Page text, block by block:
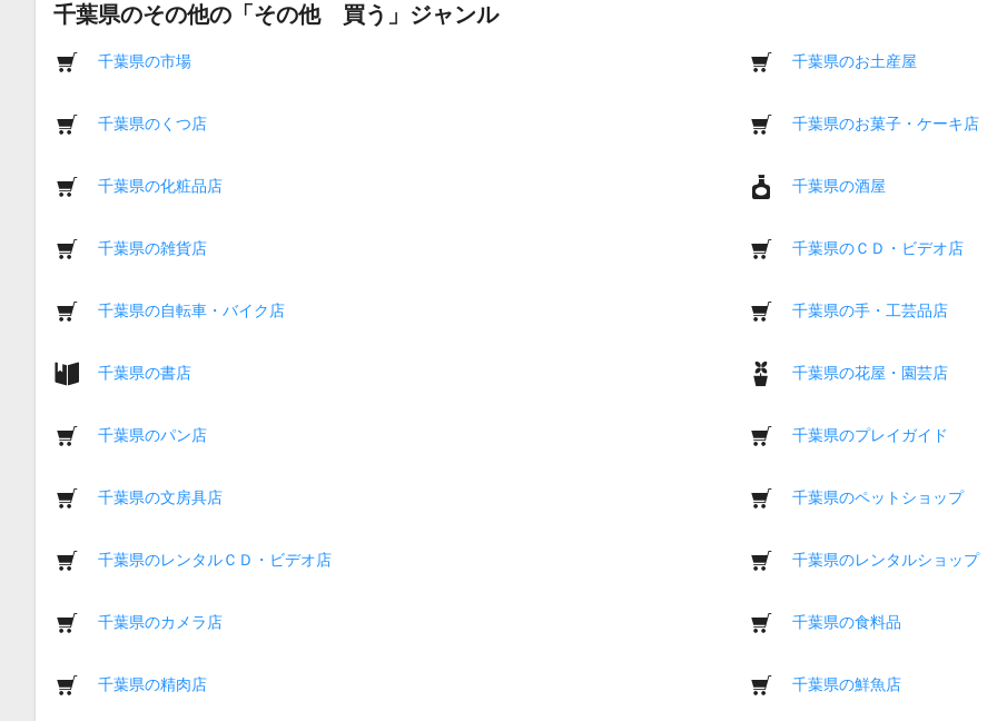
千葉県のその他の「その他 買う」ジャンル
千葉県の市場 千葉県のお土産屋
千葉県のくつ店 千葉県のお菓子・ケーキ店
千葉県の化粧品店 千葉県の酒屋
千葉県の雑貨店 千葉県のＣＤ・ビデオ店
千葉県の自転車・バイク店 千葉県の手・工芸品店
千葉県の書店 千葉県の花屋・園芸店
千葉県のパン店 千葉県のプレイガイド
千葉県の文房具店 千葉県のペットショップ
千葉県のレンタルＣＤ・ビデオ店 千葉県のレンタルショップ
千葉県のカメラ店 千葉県の食料品
千葉県の精肉店 千葉県の鮮魚店